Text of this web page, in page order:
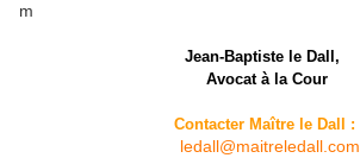
m
Jean-Baptiste le Dall,
Avocat à la Cour
Contacter Maître le Dall :
ledall@maitreledall.com